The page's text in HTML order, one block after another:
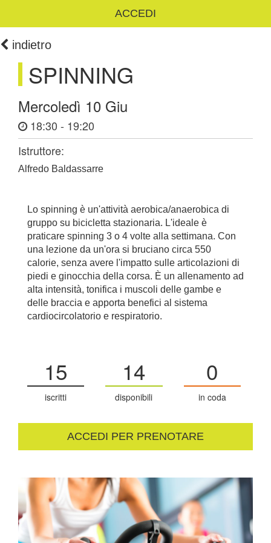
ACCEDI
indietro
SPINNING
Mercoledì 10 Giu
18:30 - 19:20
Istruttore:
Alfredo Baldassarre
Lo spinning è un'attività aerobica/anaerobica di
gruppo su bicicletta stazionaria. L'ideale è
praticare spinning 3 o 4 volte alla settimana. Con
una lezione da un'ora si bruciano circa 550
calorie, senza avere l'impatto sulle articolazioni di
piedi e ginocchia della corsa. È un allenamento ad
alta intensità, tonifica i muscoli delle gambe e
delle braccia e apporta benefici al sistema
cardiocircolatorio e respiratorio.
15
iscritti
14
disponibili
0
in coda
ACCEDI PER PRENOTARE